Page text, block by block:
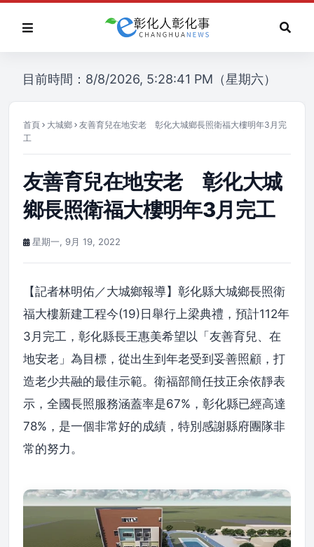
目前時間：8/8/2026, 5:28:41 PM（星期六）
首頁 大城鄉
友善育兒在地安老 彰化大城鄉長照衛福大樓明年3月完
工
友善育兒在地安老 彰化大城
鄉長照衛福大樓明年3月完工
星期一, 9月 19, 2022
【記者林明佑／大城鄉報導】彰化縣大城鄉長照衛
福大樓新建工程今(19)日舉行上梁典禮，預計112年
3月完工，彰化縣長王惠美希望以「友善育兒、在
地安老」為目標，從出生到年老受到妥善照顧，打
造老少共融的最佳示範。衛福部簡任技正余依靜表
示，全國長照服務涵蓋率是67%，彰化縣已經高達
78%，是一個非常好的成績，特別感謝縣府團隊非
常的努力。